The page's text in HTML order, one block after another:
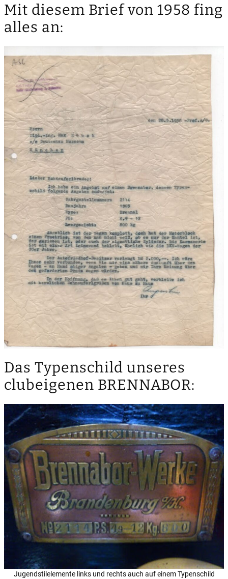
Mit diesem Brief von 1958 fing
alles an:
Das Typenschild unseres
clubeigenen BRENNABOR:
Jugendstilelemente links und rechts auch auf einem Typenschild